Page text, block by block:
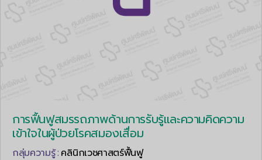
การฟื้นฟูสมรรถภาพด้านการรับรู้และความคิดความ
เข้าใจในผู้ป่วยโรคสมองเสื่อม
กลุ่มความรู้ : คลินิกเวชศาสตร์ฟื้นฟู